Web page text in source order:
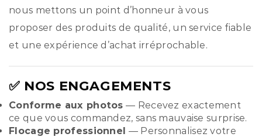
nous mettons un point d’honneur à vous
proposer des produits de qualité, un service fiable
et une expérience d’achat irréprochable.
✅ NOS ENGAGEMENTS
Conforme aux photos — Recevez exactement
ce que vous commandez, sans mauvaise surprise.
Flocage professionnel — Personnalisez votre